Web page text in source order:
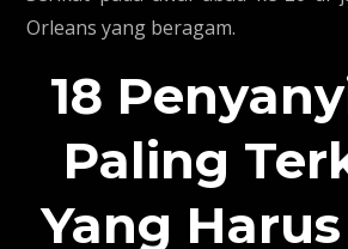
Orleans yang beragam.
18
Paling
Yang